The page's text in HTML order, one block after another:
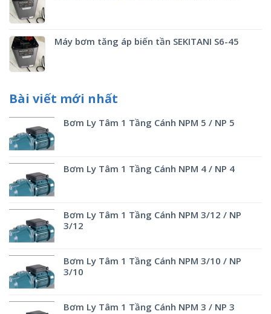
Máy bơm tăng áp biến tần SEKITANI S6-45
Bài viết mới nhất
Bơm Ly Tâm 1 Tầng Cánh NPM 5 / NP 5
Bơm Ly Tâm 1 Tầng Cánh NPM 4 / NP 4
Bơm Ly Tâm 1 Tầng Cánh NPM 3/12 / NP
3/12
Bơm Ly Tâm 1 Tầng Cánh NPM 3/10 / NP
3/10
Bơm Ly Tâm 1 Tầng Cánh NPM 3 / NP 3